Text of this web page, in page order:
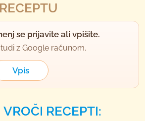
se prijavite ali vpišite.
z Google računom.
Vpis
RECEPTI: